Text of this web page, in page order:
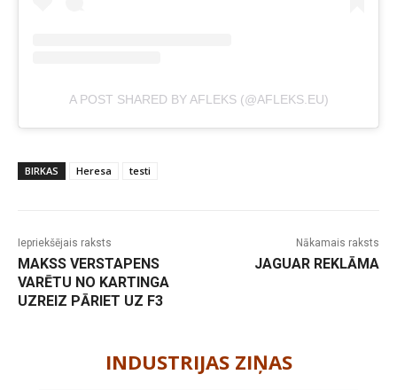
A POST SHARED BY AFLEKS (@AFLEKS.EU)
BIRKAS Heresa testi
Iepriekšējais raksts
MAKSS VERSTAPENS
VARĒTU NO KARTINGA
UZREIZ PĀRIET UZ F3
Nākamais raksts
JAGUAR REKLĀMA
INDUSTRIJAS ZIŅAS